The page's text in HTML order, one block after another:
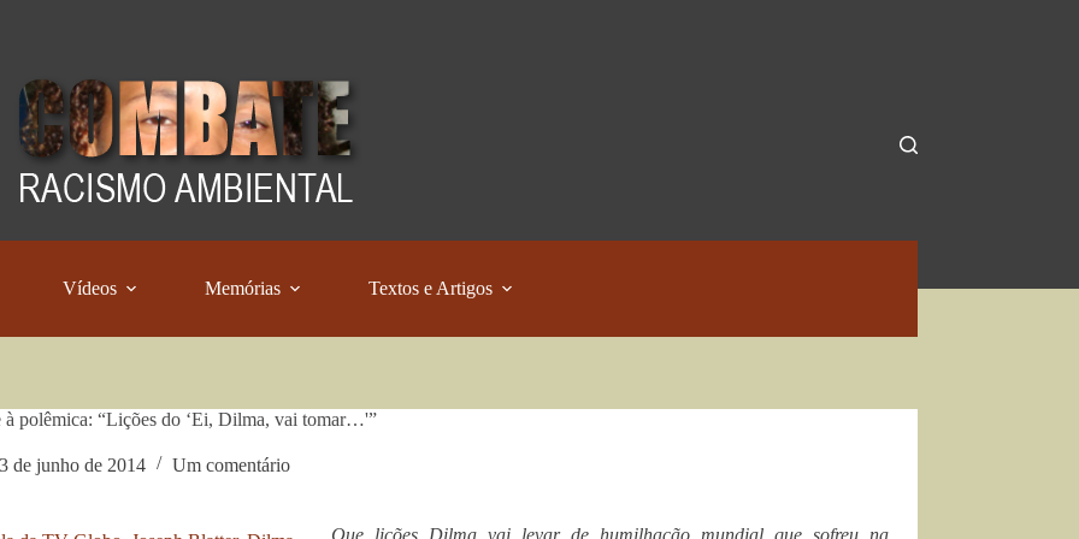
Vídeos Memórias Textos e Artigos
à polêmica: “Lições do ‘Ei, Dilma, vai tomar…'”
de junho de 2014 Um comentário
Que lições Dilma vai levar de humilhação mundial que sofreu na